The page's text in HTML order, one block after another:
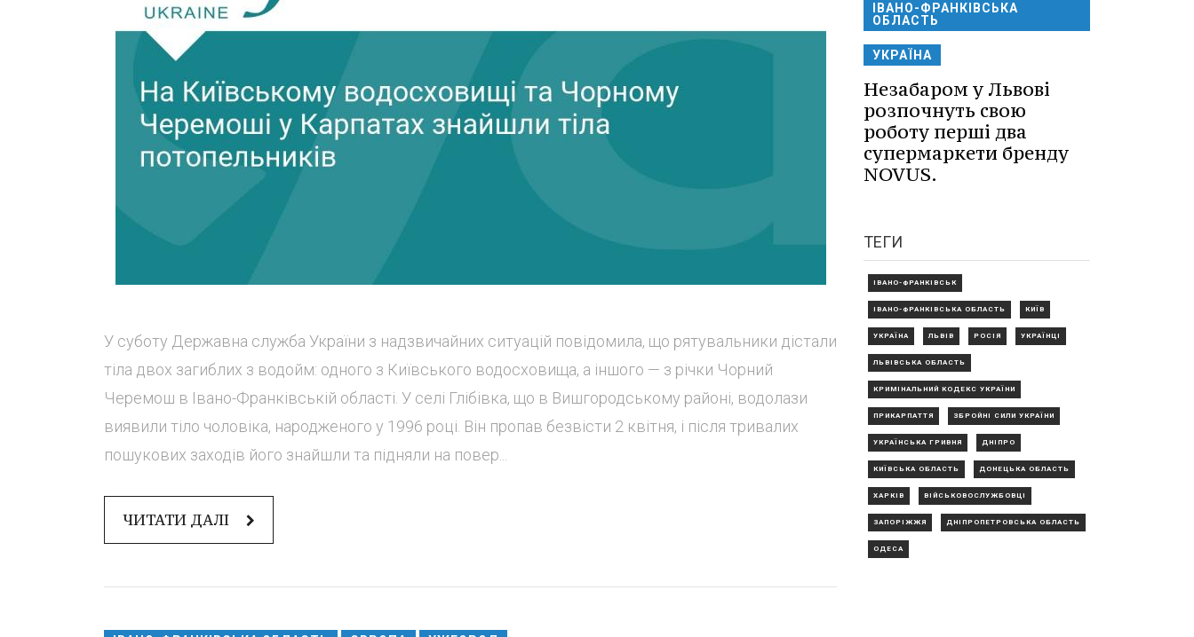
У суботу Державна служба України з надзвичайних ситуацій повідомила, що рятувальники дістали
тіла двох загиблих з водойм: одного з Київського водосховища, а іншого — з річки Чорний
Черемош в Івано-Франківській області. У селі Глібівка, що в Вишгородському районі, водолази
виявили тіло чоловіка, народженого у 1996 році. Він пропав безвісти 2 квітня, і після тривалих
пошукових заходів його знайшли та підняли на повер...
ЧИТАТИ ДАЛІ
ІВАНО-ФРАНКІВСЬКА
ОБЛАСТЬ
УКРАЇНА
Незабаром у Львові
розпочнуть свою
роботу перші два
супермаркети бренду
NOVUS.
ТЕГИ
ІВАНО-ФРАНКІВСЬК
ІВАНО-ФРАНКІВСЬКА ОБЛАСТЬ КИЇВ
УКРАЇНА ЛЬВІВ РОСІЯ УКРАЇНЦІ
ЛЬВІВСЬКА ОБЛАСТЬ
КРИМІНАЛЬНИЙ КОДЕКС УКРАЇНИ
ПРИКАРПАТТЯ ЗБРОЙНІ СИЛИ УКРАЇНИ
УКРАЇНСЬКА ГРИВНЯ ДНІПРО
КИЇВСЬКА ОБЛАСТЬ ДОНЕЦЬКА ОБЛАСТЬ
ХАРКІВ ВІЙСЬКОВОСЛУЖБОВЦІ
ЗАПОРІЖЖЯ ДНІПРОПЕТРОВСЬКА ОБЛАСТЬ
ОДЕСА